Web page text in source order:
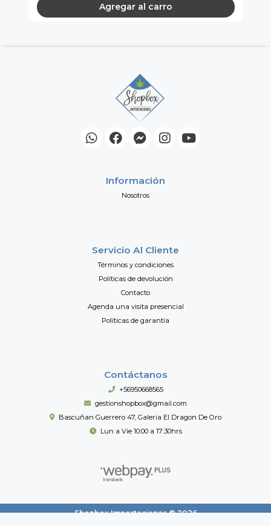
Agregar al carro
Información
Nosotros
Servicio Al Cliente
Términos y condiciones
Políticas de devolución
Contacto
Agenda una visita presencial
Políticas de garantía
Contáctanos
+56950668565
gestionshopbox@gmail.com
Bascuñan Guerrero 47, Galeria El Dragon De Oro
Lun a Vie 10:00 a 17:30hrs
Shopbox Importaciones © 2026